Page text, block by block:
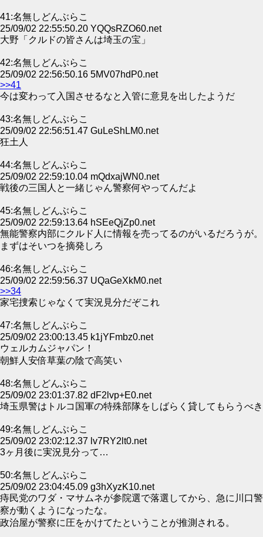
41:名無しどんぶらこ
25/09/02 22:55:50.20 YQQsRZO60.net
大野「クルドの皆さんは埼玉の宝」
42:名無しどんぶらこ
25/09/02 22:56:50.16 5MV07hdP0.net
>>41
今は変わって入国させるなと入管に意見を出したようだ
43:名無しどんぶらこ
25/09/02 22:56:51.47 GuLeShLM0.net
狂土人
44:名無しどんぶらこ
25/09/02 22:59:10.04 mQdxajWN0.net
戦後の三国人と一緒じゃん警察何やってんだよ
45:名無しどんぶらこ
25/09/02 22:59:13.64 hSEeQjZp0.net
無能警察内部にクルド人に情報を売ってるのがいるだろうが。
まずはそいつを摘発しろ
46:名無しどんぶらこ
25/09/02 22:59:56.37 UQaGeXkM0.net
>>34
家宅捜索じゃなくて実況見分だぞこれ
47:名無しどんぶらこ
25/09/02 23:00:13.45 k1jYFmbz0.net
ウェルカムジャパン！
朝鮮人安倍草葉の陰で高笑い
48:名無しどんぶらこ
25/09/02 23:01:37.82 dF2lvp+E0.net
埼玉県警はトルコ国軍の特殊部隊をしばらく貸してもらうべき
49:名無しどんぶらこ
25/09/02 23:02:12.37 lv7RY2lt0.net
3ヶ月後に実況見分って…
50:名無しどんぶらこ
25/09/02 23:04:45.09 g3hXyzK10.net
痔民党のワダ・マサムネが参院選で落選してから、急に川口警
察が動くようになったな。
政治屋が警察に圧をかけてたということが推測される。